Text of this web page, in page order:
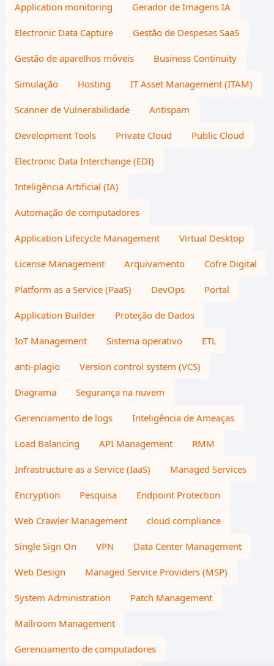
Application monitoring Gerador de Imagens IA
Electronic Data Capture Gestão de Despesas SaaS
Gestão de aparelhos móveis Business Continuity
Simulação Hosting IT Asset Management (ITAM)
Scanner de Vulnerabilidade Antispam
Development Tools Private Cloud Public Cloud
Electronic Data Interchange (EDI)
Inteligência Artificial (IA)
Automação de computadores
Application Lifecycle Management Virtual Desktop
License Management Arquivamento Cofre Digital
Platform as a Service (PaaS) DevOps Portal
Application Builder Proteção de Dados
IoT Management Sistema operativo ETL
anti-plagio Version control system (VCS)
Diagrama Segurança na nuvem
Gerenciamento de logs Inteligência de Ameaças
Load Balancing API Management RMM
Infrastructure as a Service (IaaS) Managed Services
Encryption Pesquisa Endpoint Protection
Web Crawler Management cloud compliance
Single Sign On VPN Data Center Management
Web Design Managed Service Providers (MSP)
System Administration Patch Management
Mailroom Management
Gerenciamento de computadores